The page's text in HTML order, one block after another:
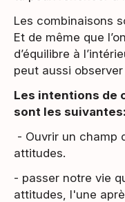
Les combinaisons
Et de même que
d’équilibre à
peut aussi
Les intentions de
sont les suivantes:
- Ouvrir un champ
attitudes.
- passer notre vie
attitudes, l'une